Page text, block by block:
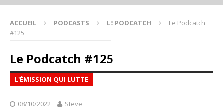
ACCUEIL PODCASTS LE PODCATCH
Le Podcatch
#125
Le Podcatch #125
L'ÉMISSION QUI LUTTE
08/10/2022 Steve